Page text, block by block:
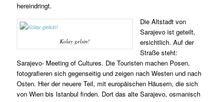
hereindringt.
Kolay gelsin!
Die Altstadt von
Sarajevo ist geteilt,
ersichtlich. Auf der
Straße steht:
Sarajevo- Meeting of Cultures. Die Touristen machen Posen,
fotografieren sich gegenseitig und zeigen nach Westen und nach
Osten. Hier der neuere Teil, mit europäischen Häusern, die sich
von Wien bis Istanbul finden. Dort das alte Sarajevo, osmanisch